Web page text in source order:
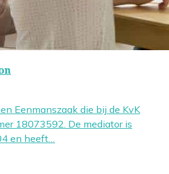
Eenmanszaak die bij de KvK
18073592. De mediator is
en heeft…